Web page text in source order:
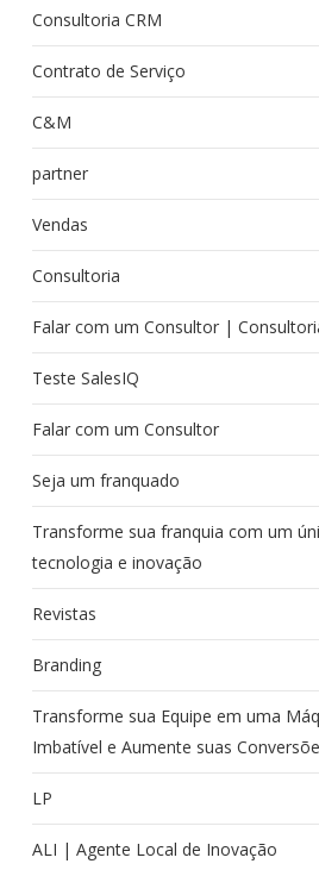
Consultoria CRM
Contrato de Serviço
C&M
partner
Vendas
Consultoria
Falar com um Consultor |
Teste SalesIQ
Falar com um Consultor
Seja um franquado
Transforme sua franquia com um
tecnologia e inovação
Revistas
Branding
Transforme sua Equipe em uma
Imbatível e Aumente suas
LP
ALI | Agente Local de Inovação